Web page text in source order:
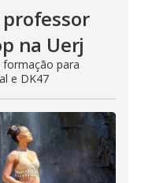
na Uerj
para
e DK47